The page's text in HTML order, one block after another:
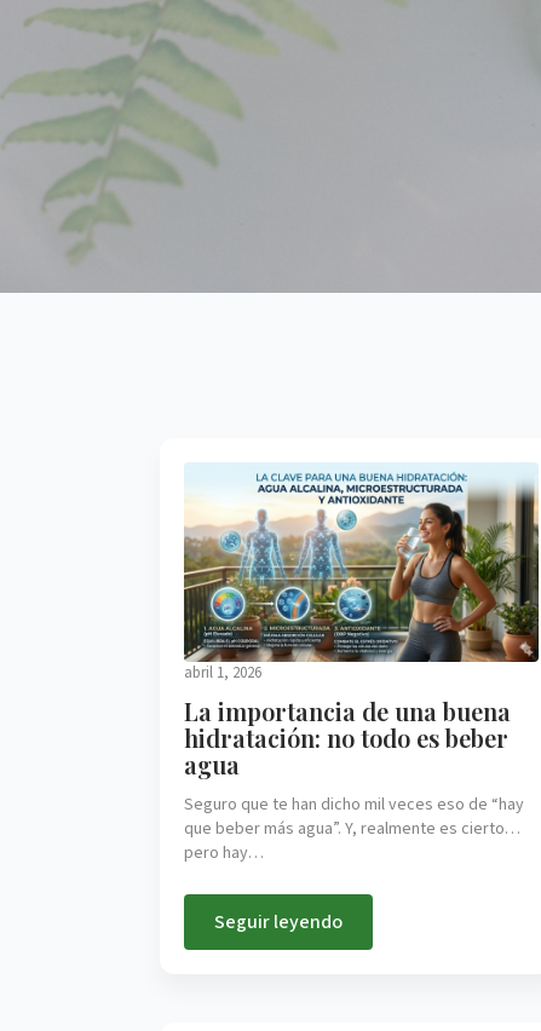
La importancia de una buena
hidratación: no todo es beber
agua
abril 1, 2026
Seguro que te han dicho mil veces eso de “hay
que beber más agua”. Y, realmente es cierto…
pero hay…
Seguir leyendo